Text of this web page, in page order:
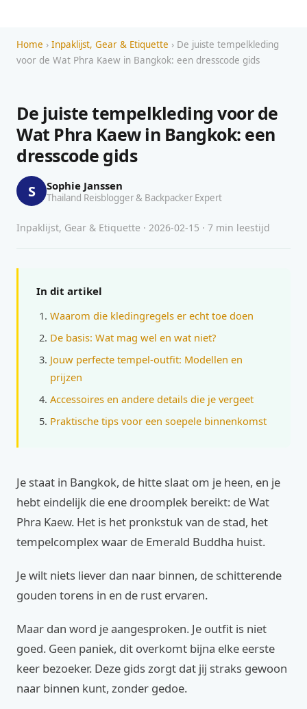
Home › Inpaklijst, Gear & Etiquette › De juiste tempelkleding
voor de Wat Phra Kaew in Bangkok: een dresscode gids
De juiste tempelkleding voor de
Wat Phra Kaew in Bangkok: een
dresscode gids
S Sophie Janssen
Thailand Reisblogger & Backpacker Expert
Inpaklijst, Gear & Etiquette · 2026-02-15 · 7 min leestijd
In dit artikel
Waarom die kledingregels er echt toe doen
De basis: Wat mag wel en wat niet?
Jouw perfecte tempel-outfit: Modellen en
prijzen
Accessoires en andere details die je vergeet
Praktische tips voor een soepele binnenkomst
Je staat in Bangkok, de hitte slaat om je heen, en je
hebt eindelijk die ene droomplek bereikt: de Wat
Phra Kaew. Het is het pronkstuk van de stad, het
tempelcomplex waar de Emerald Buddha huist.
Je wilt niets liever dan naar binnen, de schitterende
gouden torens in en de rust ervaren.
Maar dan word je aangesproken. Je outfit is niet
goed. Geen paniek, dit overkomt bijna elke eerste
keer bezoeker. Deze gids zorgt dat jij straks gewoon
naar binnen kunt, zonder gedoe.